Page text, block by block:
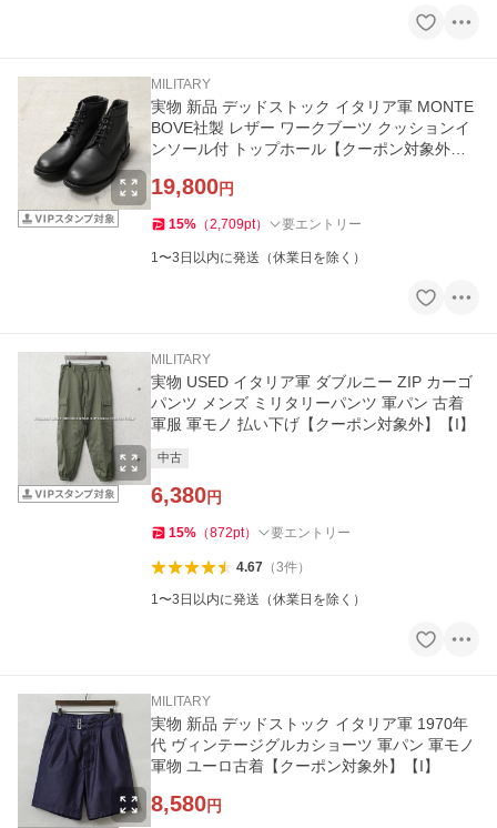
MILITARY
実物 新品 デッドストック イタリア軍 MONTE
BOVE社製 レザー ワークブーツ クッションイ
ンソール付 トップホール【クーポン対象外】
19,800円
15% （2,709pt） 要エントリー
1〜3日以内に発送（休業日を除く）
MILITARY
実物 USED イタリア軍 ダブルニー ZIP カーゴ
パンツ メンズ ミリタリーパンツ 軍パン 古着
軍服 軍モノ 払い下げ【クーポン対象外】【I】
中古
6,380円
15% （872pt） 要エントリー
4.67（3件）
1〜3日以内に発送（休業日を除く）
MILITARY
実物 新品 デッドストック イタリア軍 1970年
代 ヴィンテージグルカショーツ 軍パン 軍モノ
軍物 ユーロ古着【クーポン対象外】【I】
8,580円